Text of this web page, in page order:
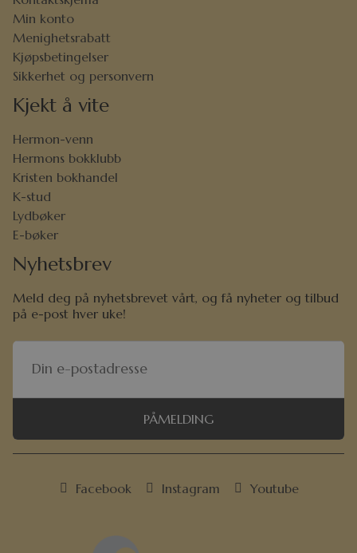
Min konto
Menighetsrabatt
Kjøpsbetingelser
Sikkerhet og personvern
Kjekt å vite
Hermon-venn
Hermons bokklubb
Kristen bokhandel
K-stud
Lydbøker
E-bøker
Nyhetsbrev
Meld deg på nyhetsbrevet vårt, og få nyheter og tilbud
på e-post hver uke!
PÅMELDING
Facebook Instagram Youtube